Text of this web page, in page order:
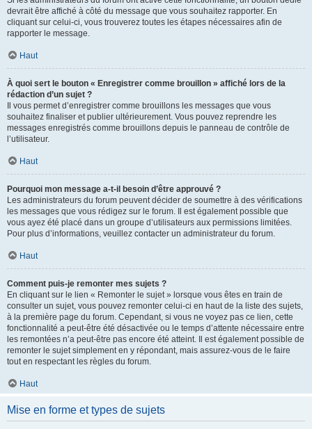
devrait être affiché à côté du message que vous souhaitez rapporter. En
cliquant sur celui-ci, vous trouverez toutes les étapes nécessaires afin de
rapporter le message.
Haut
À quoi sert le bouton « Enregistrer comme brouillon » affiché lors de la
rédaction d’un sujet ?
Il vous permet d’enregistrer comme brouillons les messages que vous
souhaitez finaliser et publier ultérieurement. Vous pouvez reprendre les
messages enregistrés comme brouillons depuis le panneau de contrôle de
l’utilisateur.
Haut
Pourquoi mon message a-t-il besoin d’être approuvé ?
Les administrateurs du forum peuvent décider de soumettre à des vérifications
les messages que vous rédigez sur le forum. Il est également possible que
vous ayez été placé dans un groupe d’utilisateurs aux permissions limitées.
Pour plus d’informations, veuillez contacter un administrateur du forum.
Haut
Comment puis-je remonter mes sujets ?
En cliquant sur le lien « Remonter le sujet » lorsque vous êtes en train de
consulter un sujet, vous pouvez remonter celui-ci en haut de la liste des sujets,
à la première page du forum. Cependant, si vous ne voyez pas ce lien, cette
fonctionnalité a peut-être été désactivée ou le temps d’attente nécessaire entre
les remontées n’a peut-être pas encore été atteint. Il est également possible de
remonter le sujet simplement en y répondant, mais assurez-vous de le faire
tout en respectant les règles du forum.
Haut
Mise en forme et types de sujets